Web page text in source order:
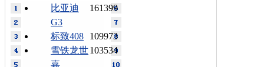
161399
比亚迪
G3
109973
标致408
103534
雪铁龙世
嘉